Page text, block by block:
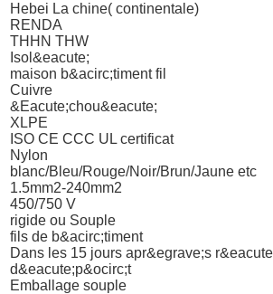
Hebei La chine( continentale)
RENDA
THHN THW
Isol&eacute;
maison b&acirc;timent fil
Cuivre
&Eacute;chou&eacute;
XLPE
ISO CE CCC UL certificat
Nylon
blanc/Bleu/Rouge/Noir/Brun/Jaune etc
1.5mm2-240mm2
450/750 V
rigide ou Souple
fils de b&acirc;timent
Dans les 15 jours apr&egrave;s
d&eacute;p&ocirc;t
Emballage souple